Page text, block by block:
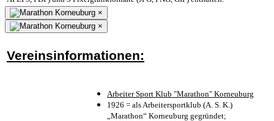
×
×
Vereinsinformationen:
Arbeiter Sport Klub "Marathon" Korneuburg
1926 = als Arbeitersportklub (A. S. K.)
„Marathon“ Korneuburg gegründet;